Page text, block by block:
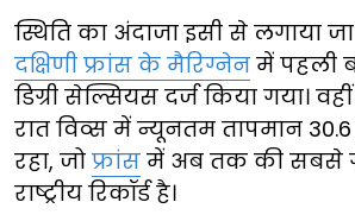
स्थिति का अंदाजा इसी से लगाया
दक्षिणी फ्रांस के मैरिग्नेन में पहली
डिग्री सेल्सियस दर्ज किया गया।
रात विव्स में न्यूनतम तापमान 30.6
रहा, जो फ्रांस में अब तक की सबसे
राष्ट्रीय रिकॉर्ड है।